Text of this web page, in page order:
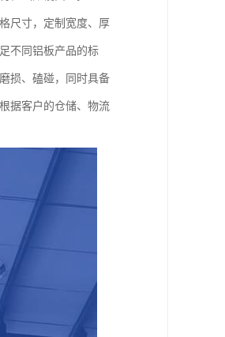
尺寸，定制宽度、厚
不同铝板产品的标
损、磕碰，同时具备
据客户的仓储、物流